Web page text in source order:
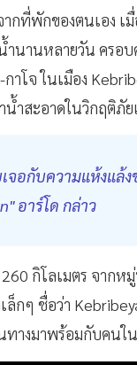
กที่พักของตนเอง เ
ำนานหลายวัน ครอ
าโจ ในเมือง
น้ำสะอาดในวิกฤติภั
เจอกับความแห้งแ
อาร์โด กล่าว
260 กิโลเมตร จาก
ล็กๆ ชื่อว่า
ทางมาพร้อมกับคนใ